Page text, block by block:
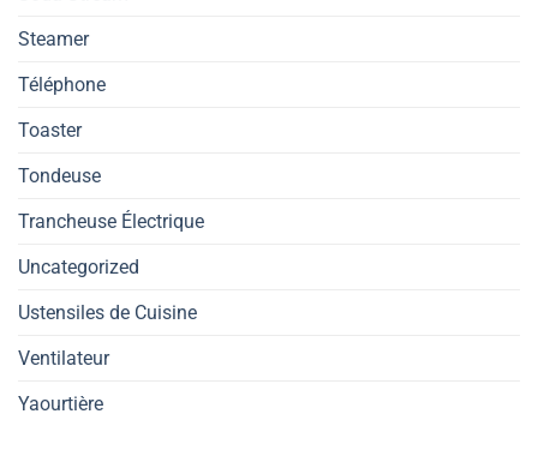
Steamer
Téléphone
Toaster
Tondeuse
Trancheuse Électrique
Uncategorized
Ustensiles de Cuisine
Ventilateur
Yaourtière